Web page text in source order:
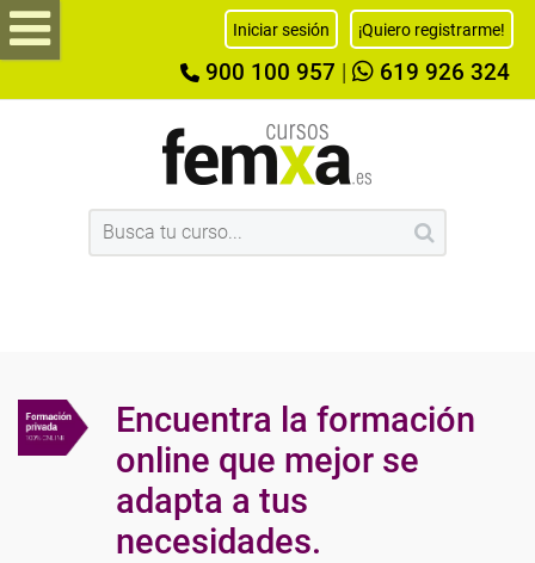
Iniciar sesión ¡Quiero registrarme!
900 100 957 619 926 324
Encuentra la formación
online que mejor se
adapta a tus
necesidades.